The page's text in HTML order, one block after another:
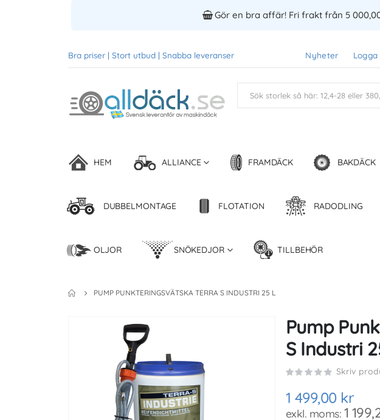
Gör en bra affär! Fri frakt från 5
Bra priser | Stort utbud | Snabba leveranser Nyheter Logga
HEM ALLIANCE FRAMDÄCK BAKDÄCK
DUBBELMONTAGE FLOTATION RADODLING
OLJOR SNÖKEDJOR TILLBEHÖR
PUMP PUNKTERINGSVÄTSKA TERRA S INDUSTRI 25 L
Pump
S Industri
Skriv
1 499,00 kr
1